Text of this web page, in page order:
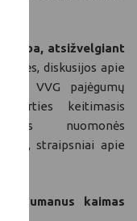
atsižvelgiant
grupės, diskusijos apie
VVG pajėgumų
keitimasis
nuomonės
straipsniai apie
sumanus kaimas